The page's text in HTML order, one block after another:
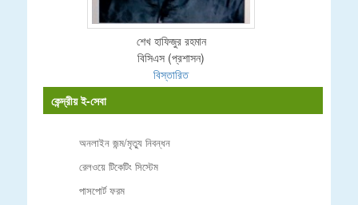
শেখ হাফিজুর রহমান
বিসিএস (প্রশাসন)
বিস্তারিত
কেন্দ্রীয় ই-সেবা
অনলাইন জন্ম/মৃত্যু নিবন্ধন
রেলওয়ে টিকেটিং সিস্টেম
পাসপোর্ট ফরম